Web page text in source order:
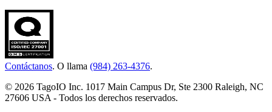
Contáctanos. O llama (984) 263-4376.
© 2026 TagoIO Inc. 1017 Main Campus Dr, Ste 2300 Raleigh, NC
27606 USA - Todos los derechos reservados.